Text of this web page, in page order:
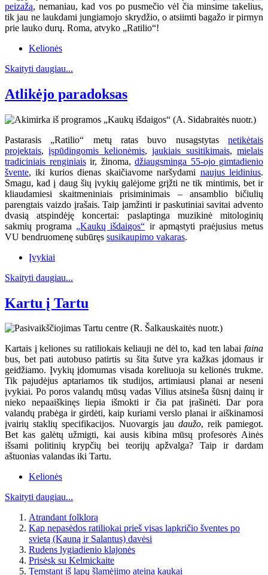
peizažą, nemaniau, kad vos po pusmečio vėl čia minsime takelius,
tik jau ne laukdami jungiamojo skrydžio, o atsiimti bagažo ir pirmyn
prie lauko durų. Roma, atvyko „Ratilio“!
Kelionės
Skaityti daugiau...
Atlikėjo paradoksas
Pastarasis „Ratilio“ metų ratas buvo nusagstytas netikėtais
projektais,įspūdingomis kelionėmis,jaukiais susitikimais,mielais
tradiciniais renginiaisir, žinoma, džiaugsminga 55-ojo gimtadienio
švente, iki kurios dienas skaičiavome naršydami naujus leidinius.
Smagu, kad į daug šių įvykių galėjome grįžti ne tik mintimis, bet ir
kliaudamiesi skaitmeniniais prisiminimais – ansamblio bičiulių
parengtais vaizdo įrašais. Taip įamžinti ir paskutiniai savitai advento
dvasią atspindėję koncertai: paslaptinga muzikinė mitologinių
sakmių programa „Kaukų išdaigos“ ir apmąstyti praėjusius metus
VU bendruomenę subūręs susikaupimo vakaras.
Įvykiai
Skaityti daugiau...
Kartu į Tartu
Kartais į keliones su ratiliokais keliauji ne dėl to, kad ten labai faina
bus, bet pati autobuso patirtis su šita šutve yra kažkas įdomaus ir
geidžiamo. Įvykių įdomumas visada koreliuoja su kelionės trukme.
Tik pajudėjus aptariamos tik studijos, artimiausi planai ar neseni
įvykiai. Po poros valandų mūsų vadas Vilius atsineša šūsnį dainų ir
nieko nepaaiškinęs liepia išmokti ir čia pat įrašinėti. Dar pora
valandų prabėga ir girdėti, kaip kuriami verslo planai ir aiškinamosi
įvairių staklių specifikacijos. Nuovargis jau daužo, reik pamiegot.
Bet kas galėtų užmigti, kai ausis kibina mūsų profesorės Ainės
išsami politinių krypčių bei teorijų apžvalga? Taip ir dardam
aštuonias valandas iki Tartu.
Kelionės
Skaityti daugiau...
Atrandant folklorą
Kap nepasėdos ratiliokai prieš visas lapkričio šventes po
svietą (Kauną ir Salantus) davėsi
Rudens lygiadienio klajonės
Prisėsk su Kelmickaite
Temstant iš lapų šlamėjimo ateina kaukai